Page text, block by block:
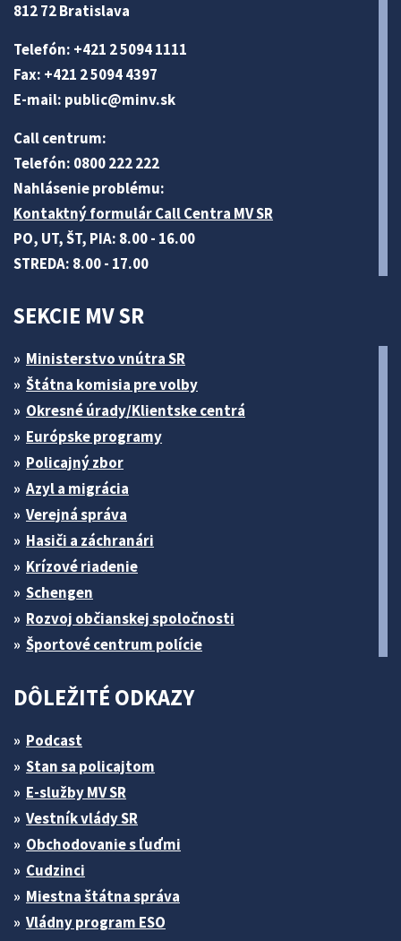
812 72 Bratislava
Telefón: +421 2 5094 1111
Fax: +421 2 5094 4397
E-mail: public@minv.sk
Call centrum:
Telefón: 0800 222 222
Nahlásenie problému:
Kontaktný formulár Call Centra MV SR
PO, UT, ŠT, PIA: 8.00 - 16.00
STREDA: 8.00 - 17.00
SEKCIE MV SR
Ministerstvo vnútra SR
Štátna komisia pre volby
Okresné úrady/Klientske centrá
Európske programy
Policajný zbor
Azyl a migrácia
Verejná správa
Hasiči a záchranári
Krízové riadenie
Schengen
Rozvoj občianskej spoločnosti
Športové centrum polície
DÔLEŽITÉ ODKAZY
Podcast
Stan sa policajtom
E-služby MV SR
Vestník vlády SR
Obchodovanie s ľuďmi
Cudzinci
Miestna štátna správa
Vládny program ESO